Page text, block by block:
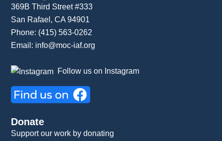
369B Third Street #333
San Rafael, CA 94901
Phone: (415) 563-0262
Email: info@moc-iaf.org
Follow us on Instagram
Donate
Support our work by donating